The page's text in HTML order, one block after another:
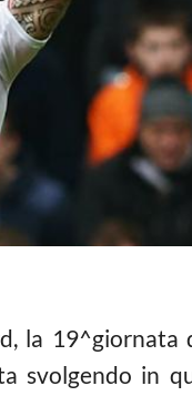
la 19^giornata
svolgendo in